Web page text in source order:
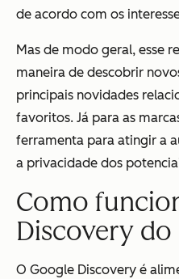
de acordo com os
Mas de modo geral, esse
maneira de descobrir
principais novidades
favoritos. Já para as
ferramenta para atingir a
a privacidade dos
Como
Discovery do
O Google Discovery é